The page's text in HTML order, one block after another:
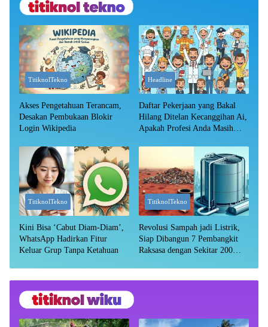
TitiknolTekno
Akses Pengetahuan Terancam,
Desakan Pembukaan Blokir
Login Wikipedia
Headline
Daftar Pekerjaan yang Bakal
Hilang Ditelan Kecanggihan Ai,
Apakah Profesi Anda Masih
TitiknolTekno
Kini Bisa ‘Cabut Diam-Diam’,
WhatsApp Hadirkan Fitur
Keluar Grup Tanpa Ketahuan
TitiknolTekno
Revolusi Sampah jadi Listrik,
Siap Dibangun 7 Pembangkit
Raksasa dengan Sekitar 200